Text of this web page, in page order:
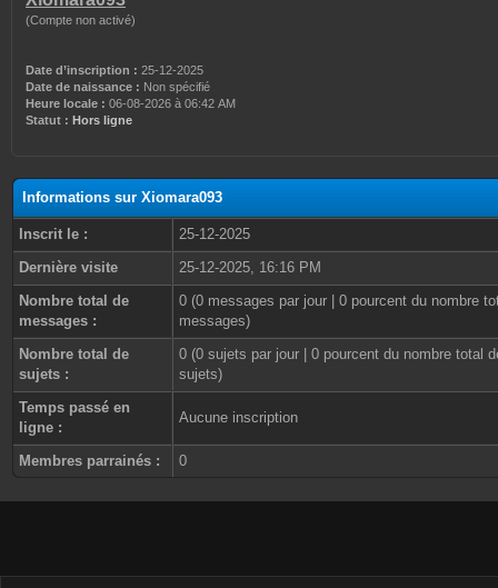
(Compte non activé)
Date d’inscription : 25-12-2025
Date de naissance : Non spécifié
Heure locale : 06-08-2026 à 06:42 AM
Statut : Hors ligne
Informations sur Xiomara093
Inscrit le :
25-12-2025
Dernière visite
25-12-2025, 16:16 PM
Nombre total de
messages :
0 (0 messages par jour | 0 pourcent du nombre
messages)
Nombre total de
sujets :
0 (0 sujets par jour | 0 pourcent du nombre total
sujets)
Temps passé en
ligne :
Aucune inscription
Membres parrainés : 0